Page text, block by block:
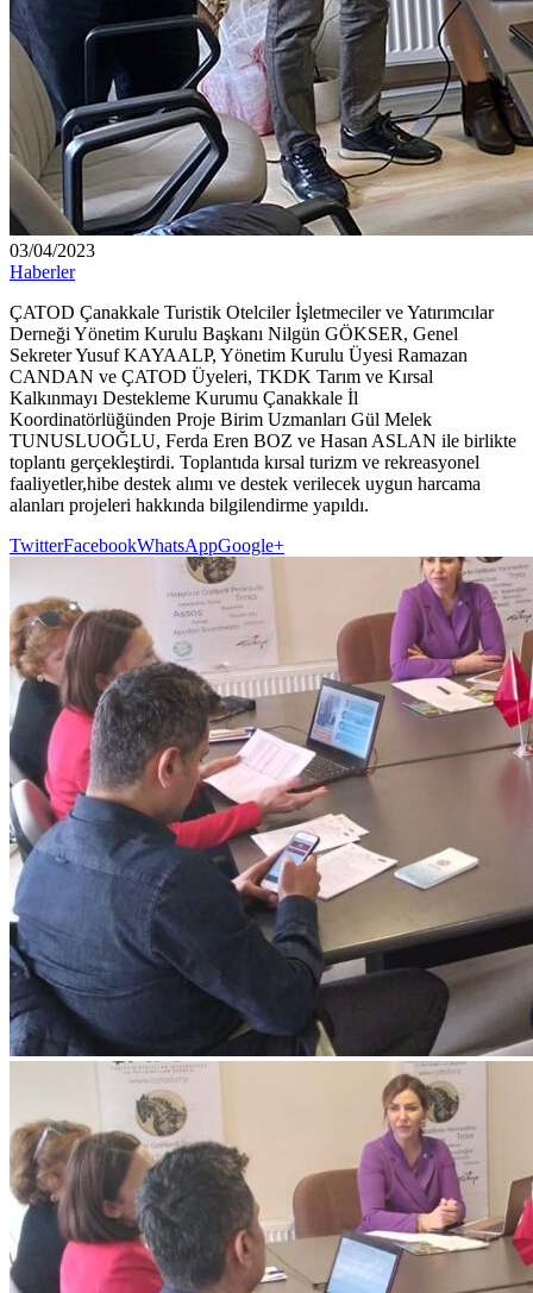
03/04/2023
Haberler
ÇATOD Çanakkale Turistik Otelciler İşletmeciler ve Yatırımcılar
Derneği Yönetim Kurulu Başkanı Nilgün GÖKSER, Genel
Sekreter Yusuf KAYAALP, Yönetim Kurulu Üyesi Ramazan
CANDAN ve ÇATOD Üyeleri, TKDK Tarım ve Kırsal
Kalkınmayı Destekleme Kurumu Çanakkale İl
Koordinatörlüğünden Proje Birim Uzmanları Gül Melek
TUNUSLUOĞLU, Ferda Eren BOZ ve Hasan ASLAN ile birlikte
toplantı gerçekleştirdi. Toplantıda kırsal turizm ve rekreasyonel
faaliyetler,hibe destek alımı ve destek verilecek uygun harcama
alanları projeleri hakkında bilgilendirme yapıldı.
TwitterFacebookWhatsAppGoogle+